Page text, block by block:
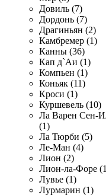
Довиль (7)
Дордонь (7)
Драгиньян (2)
Камбремер (1)
Канны (36)
Кап д`Аи (1)
Компьен (1)
Коньяк (11)
Кроси (1)
Куршевель (10)
Ла Варен Сен-
(1)
Ла Тюрби (5)
Ле-Ман (4)
Лион (2)
Лион-ла-Форе
Лувье (1)
Лурмарин (1)